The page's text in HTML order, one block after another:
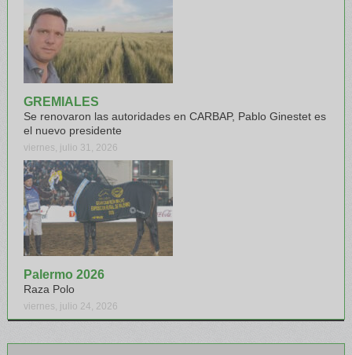
GREMIALES
Se renovaron las autoridades en CARBAP, Pablo Ginestet es
el nuevo presidente
viernes, julio 31, 2026
Palermo 2026
Raza Polo
viernes, julio 24, 2026